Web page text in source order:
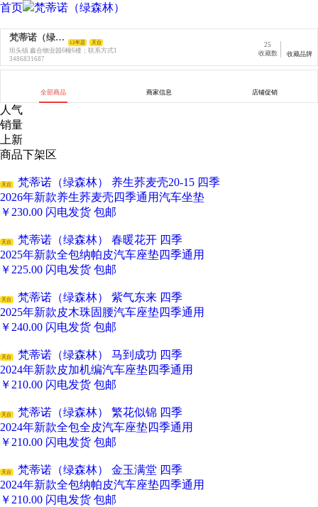
首页 梵蒂诺（绿森林）
梵蒂诺（绿森林）
12年店 天台
坦头镇 鑫合物业园6幢6楼；联系方式1
3486831687
收藏品牌
25
收藏数
全部商品 商家信息 店铺促销
人气
销量
上新
商品下架区
天台
梵蒂诺（绿森林） 养生荞麦壳20-15 四季
2026年新款养生荞麦壳四季通用汽车坐垫
￥ 230.00 闪电发货 包邮
天台
梵蒂诺（绿森林） 春暖花开 四季
2025年新款全包纳帕皮汽车座垫四季通用
￥ 225.00 闪电发货 包邮
天台
梵蒂诺（绿森林） 紫气东来 四季
2025年新款皮木珠固腰汽车座垫四季通用
￥ 240.00 闪电发货 包邮
天台
梵蒂诺（绿森林） 马到成功 四季
2024年新款皮加机编汽车座垫四季通用
￥ 210.00 闪电发货 包邮
天台
梵蒂诺（绿森林） 繁花似锦 四季
2024年新款全包全皮汽车座垫四季通用
￥ 210.00 闪电发货 包邮
天台
梵蒂诺（绿森林） 金玉满堂 四季
2024年新款全包纳帕皮汽车座垫四季通用
￥ 210.00 闪电发货 包邮